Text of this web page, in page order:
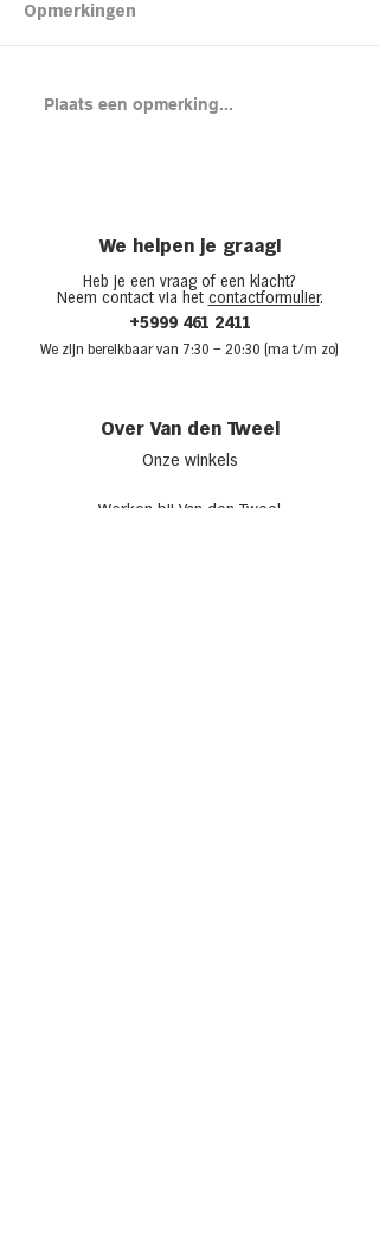
Kipsalon
Opmerkingen
Plaats een opmerking...
We helpen je graag!
Heb je een vraag of een klacht?
Neem contact via het contactformulier.
+5999 461 2411
We zijn bereikbaar van 7:30 – 20:30 (ma t/m zo)
Over Van den Tweel
Onze winkels
Werken bij Van den Tweel